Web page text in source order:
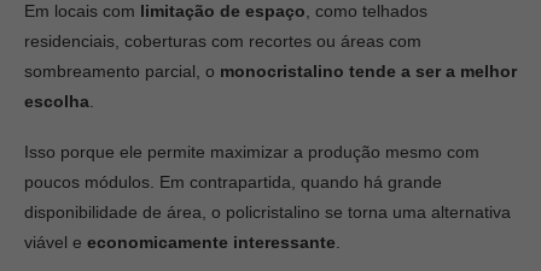
Em locais com limitação de espaço , como telhados
residenciais, coberturas com recortes ou áreas com
sombreamento parcial, o monocristalino tende a ser a melhor
escolha
Isso porque ele permite maximizar a produção mesmo com
poucos módulos. Em contrapartida, quando há grande
disponibilidade de área, o policristalino se torna uma alternativa
viável e economicamente interessante